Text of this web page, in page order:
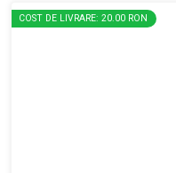
COST DE LIVRARE: 20.00 RON